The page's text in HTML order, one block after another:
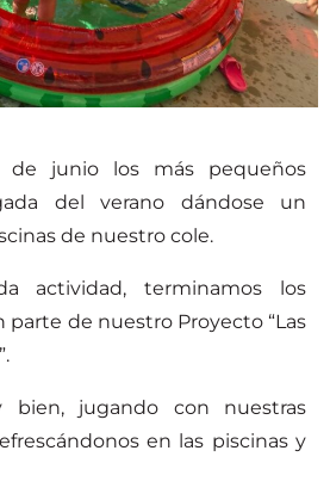
de junio los más pequeños
del verano dándose un
de nuestro cole.
actividad, terminamos los
parte de nuestro Proyecto “Las
bien, jugando con nuestras
en las piscinas y